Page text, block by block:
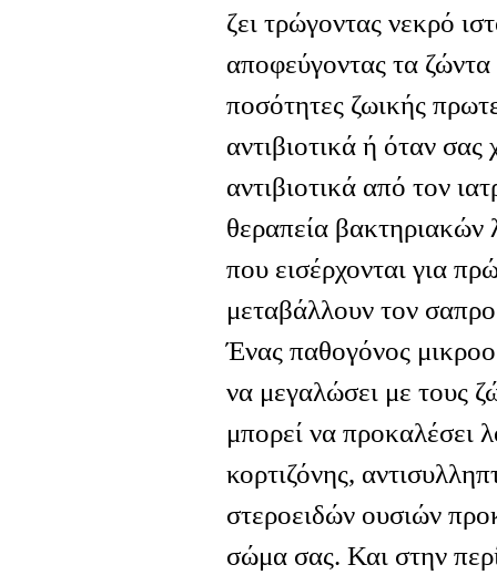
ζει τρώγοντας νεκρό
αποφεύγοντας τα
ποσότητες ζωικής
αντιβιοτικά ή όταν
αντιβιοτικά από τον
θεραπεία
που εισέρχονται για
μεταβάλλουν τον
Ένας παθογόνος
να μεγαλώσει με τους
μπορεί να
κορτιζόνης,
στεροειδών ουσιών
σώμα σας. Και στην